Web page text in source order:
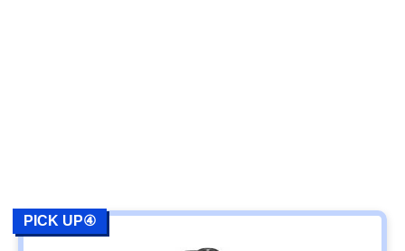
PICK UP④